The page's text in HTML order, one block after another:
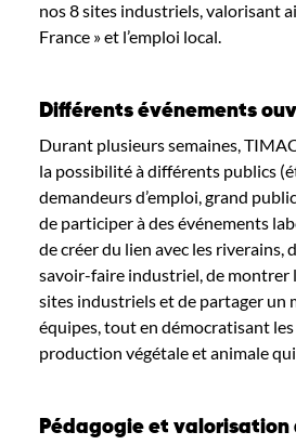
nos 8 sites industriels, valorisant
France » et l’emploi local.
Différents événements
Durant plusieurs semaines,
la possibilité àdifférents publics
demandeurs d’emploi, grand
de participer à des événements
de créer du lien avec les riverains,
savoir-faire industriel de montrer
sites industrielset de partager un
équipes, tout en démocratisant les
production végétale et animale
Pédagogie et valorisation